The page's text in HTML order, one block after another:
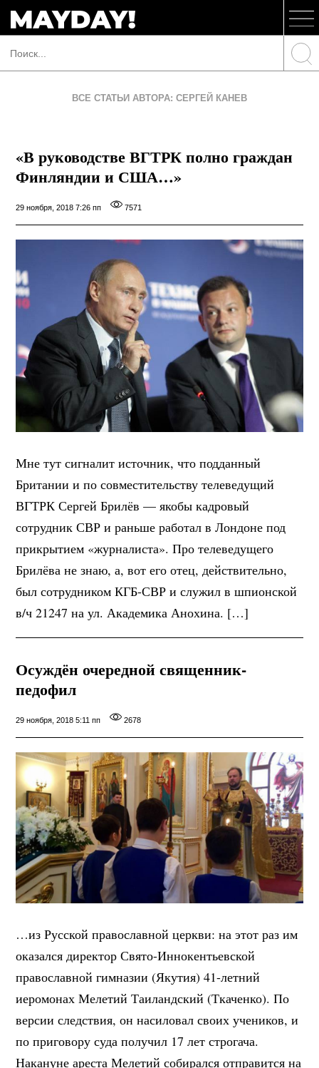
ВСЕ СТАТЬИ АВТОРА: СЕРГЕЙ КАНЕВ
«В руководстве ВГТРК полно граждан
Финляндии и США…»
29 ноября, 2018 7:26 пп 7571
Мне тут сигналит источник, что подданный
Британии и по совместительству телеведущий
ВГТРК Сергей Брилёв — якобы кадровый
сотрудник СВР и раньше работал в Лондоне под
прикрытием «журналиста». Про телеведущего
Брилёва не знаю, а, вот его отец, действительно,
был сотрудником КГБ-СВР и служил в шпионской
в/ч 21247 на ул. Академика Анохина. […]
Осуждён очередной священник-
педофил
29 ноября, 2018 5:11 пп 2678
…из Русской православной церкви: на этот раз им
оказался директор Свято-Иннокентьевской
православной гимназии (Якутия) 41-летний
иеромонах Мелетий Таиландский (Ткаченко). По
версии следствия, он насиловал своих учеников, и
по приговору суда получил 17 лет строгача.
Накануне ареста Мелетий собирался отправится на